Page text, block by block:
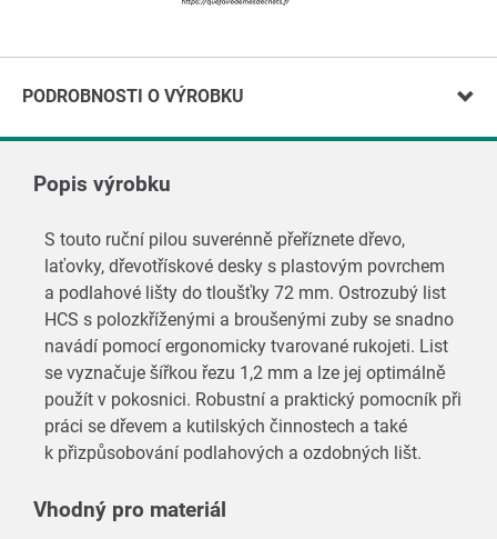
PODROBNOSTI O VÝROBKU
Popis výrobku
S touto ruční pilou suverénně přeříznete dřevo,
laťovky, dřevotřískové desky s plastovým povrchem
a podlahové lišty do tloušťky 72 mm. Ostrozubý list
HCS s polozkříženými a broušenými zuby se snadno
navádí pomocí ergonomicky tvarované rukojeti. List
se vyznačuje šířkou řezu 1,2 mm a lze jej optimálně
použít v pokosnici. Robustní a praktický pomocník při
práci se dřevem a kutilských činnostech a také
k přizpůsobování podlahových a ozdobných lišt.
Vhodný pro materiál